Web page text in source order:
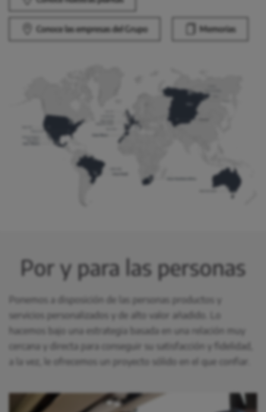
Conoce las empresas del Grupo Memorias
Por y para las personas
Ponemos a disposición de las personas productos y
servicios personalizados y de alto valor añadido. Lo
hacemos bajo una estrategia basada en una relación muy
cercana y directa para conseguir su satisfacción y fidelidad,
a la vez, le ofrecemos un proyecto sólido en el que confiar.